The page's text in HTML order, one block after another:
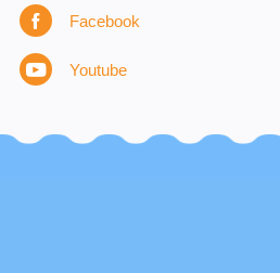
Facebook
Youtube